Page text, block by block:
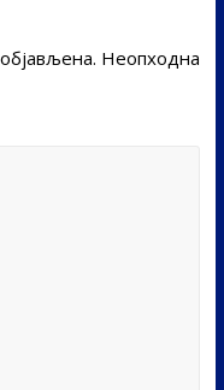
Неопходна